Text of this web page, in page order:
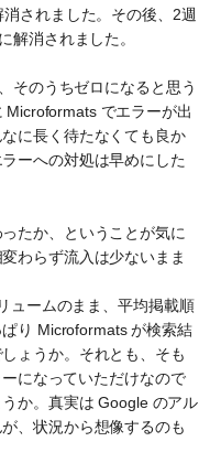
されました。その後、2週
解消されました。
そのうちゼロになると思う
でエラーが出
に長く待たなくても良か
ーへの対処は早めにした
たか、ということが気に
わらず流入は少ないまま
ュームのまま、平均掲載順
り Microformats が検索結
ょうか。それとも、そも
になっていただけなので
か。真実は Google のアル
、状況から想像するのも